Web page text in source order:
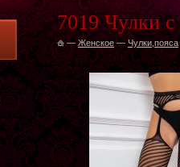
7019 Чулки
— Женское —Чулки,пояса